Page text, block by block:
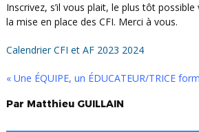
Inscrivez, s’il vous plait, le plus tôt possible vos éducateurs pour que nous puissions anticiper
la mise en place des CFI. Merci à vous.
Calendrier CFI et AF 2023 2024
« Une ÉQUIPE, un ÉDUCATEUR/TRICE
Par Matthieu GUILLAIN